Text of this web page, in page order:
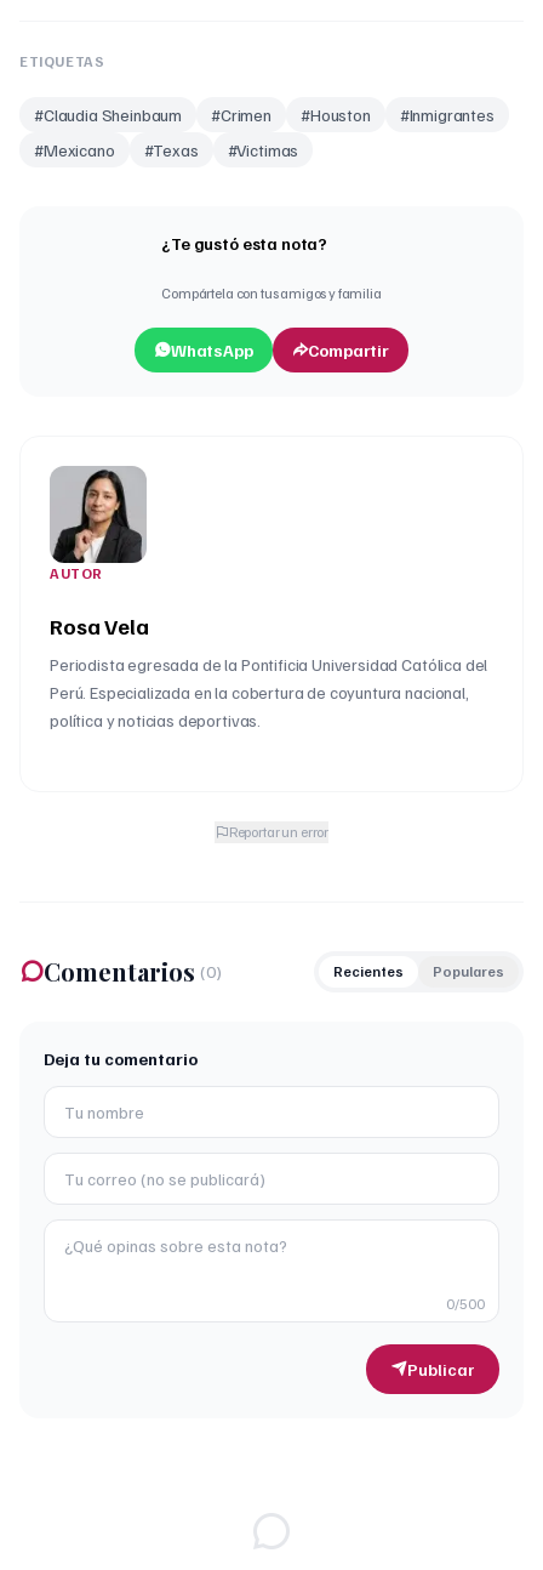
ETIQUETAS
#Claudia Sheinbaum #Crimen #Houston #Inmigrantes
#Mexicano #Texas #Victimas
¿Te gustó esta nota?
Compártela con tus amigos y familia
WhatsApp Compartir
AUTOR
Rosa Vela
Periodista egresada de la Pontificia Universidad Católica del
Perú. Especializada en la cobertura de coyuntura nacional,
política y noticias deportivas.
Reportar un error
Comentarios (0) Recientes Populares
Deja tu comentario
0/500
Publicar